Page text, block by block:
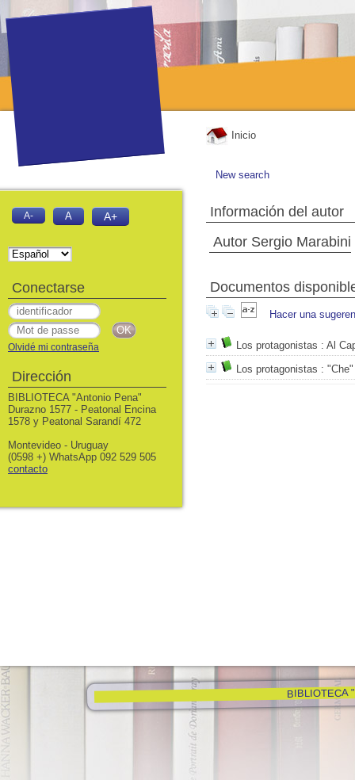
Inicio
New search
Información del autor
Autor Sergio Marabini
Documentos
Hacer una
Los protagonistas : Al
Los protagonistas :
BIBLIOTECA
A- A A+
Conectarse
Olvidé mi contraseña
Dirección
BIBLIOTECA "Antonio Pena"
Durazno 1577 - Peatonal Encina
1578 y Peatonal Sarandí 472
Montevideo - Uruguay
(0598 +) WhatsApp 092 529 505
contacto